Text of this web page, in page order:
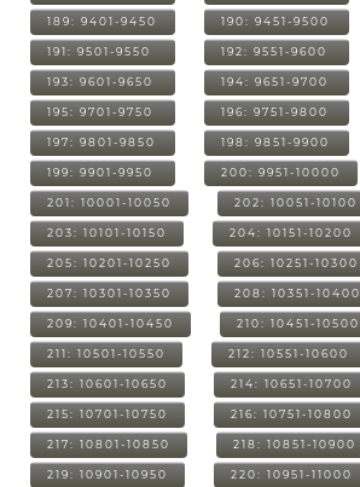
189: 9401-9450 190: 9451-9500
191: 9501-9550 192: 9551-9600
193: 9601-9650 194: 9651-9700
195: 9701-9750 196: 9751-9800
197: 9801-9850 198: 9851-9900
199: 9901-9950 200: 9951-10000
201: 10001-10050 202: 10051-10100
203: 10101-10150 204: 10151-10200
205: 10201-10250 206: 10251-10300
207: 10301-10350 208: 10351-10400
209: 10401-10450 210: 10451-10500
211: 10501-10550 212: 10551-10600
213: 10601-10650 214: 10651-10700
215: 10701-10750 216: 10751-10800
217: 10801-10850 218: 10851-10900
219: 10901-10950 220: 10951-11000